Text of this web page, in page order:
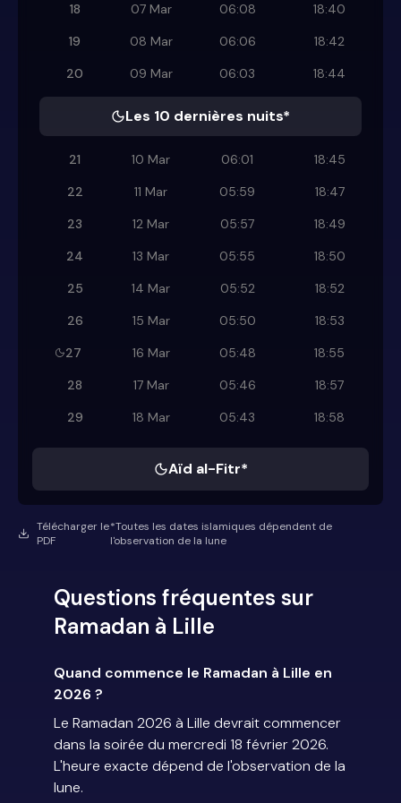
18
07 Mar 06:08
18:40
19
08 Mar 06:06
18:42
20
09 Mar 06:03 18:44
Les 10 dernières nuits*
21 10 Mar 06:01
18:45
22
11 Mar 05:59
18:47
23
12 Mar 05:57
18:49
24
13 Mar 05:55
18:50
25
14 Mar 05:52
18:52
26
15 Mar 05:50
18:53
27
16 Mar 05:48
18:55
28
17 Mar 05:46
18:57
29
18 Mar 05:43 18:58
Aïd al-Fitr*
Télécharger le
PDF
*Toutes les dates islamiques dépendent de
l'observation de la lune
Questions fréquentes sur
Ramadan à Lille
Quand commence le Ramadan à Lille en
2026 ?
Le Ramadan 2026 à Lille devrait commencer
dans la soirée du mercredi 18 février 2026.
L'heure exacte dépend de l'observation de la
lune.